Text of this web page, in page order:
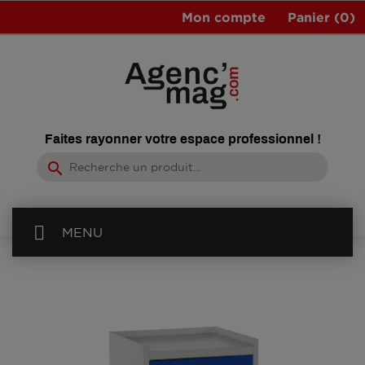
Panier (0)
Mon compte
Faites rayonner votre espace professionnel !
search
MENU